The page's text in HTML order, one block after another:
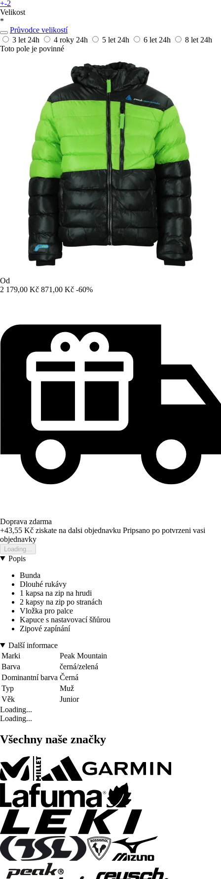
+-2
Velikost
*
Průvodce velikostí
3 let 24h 4 roky 24h 5 let 24h 6 let 24h 8 let 24h
Toto pole je povinné
Od
2 179,00 Kč 871,00 Kč -60%
Doprava zdarma
+43,55 Kč ziskate na dalsi objednavku Pripsano po potvrzeni vasi
objednavky
Loading...
Popis
Bunda
Dlouhé rukávy
1 kapsa na zip na hrudi
2 kapsy na zip po stranách
Vložka pro palce
Kapuce s nastavovací šňůrou
Zipové zapínání
Další informace
Marki
Peak Mountain
Barva
černá/zelená
Dominantní barva Černá
Typ
Muž
Věk
Junior
Loading...
Loading...
Všechny naše značky